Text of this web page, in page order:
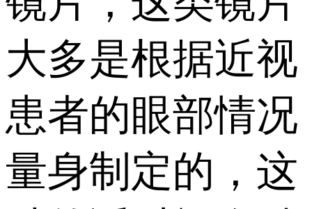
大多是根据近视
患者的眼部情况
量身制定的，这